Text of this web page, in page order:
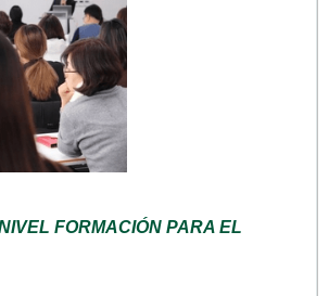
FORMACIÓN PARA EL